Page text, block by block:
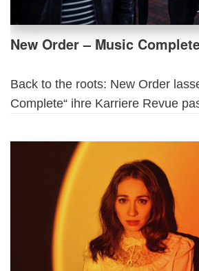
New Order – Music
Back to the roots: New Order
Complete“ ihre Karriere Revue